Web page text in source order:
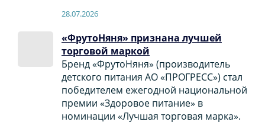
28.07.2026
«ФрутоНяня» признана лучшей
торговой маркой
Бренд «ФрутоНяня» (производитель
детского питания АО «ПРОГРЕСС») стал
победителем ежегодной национальной
премии «Здоровое питание» в
номинации «Лучшая торговая марка».